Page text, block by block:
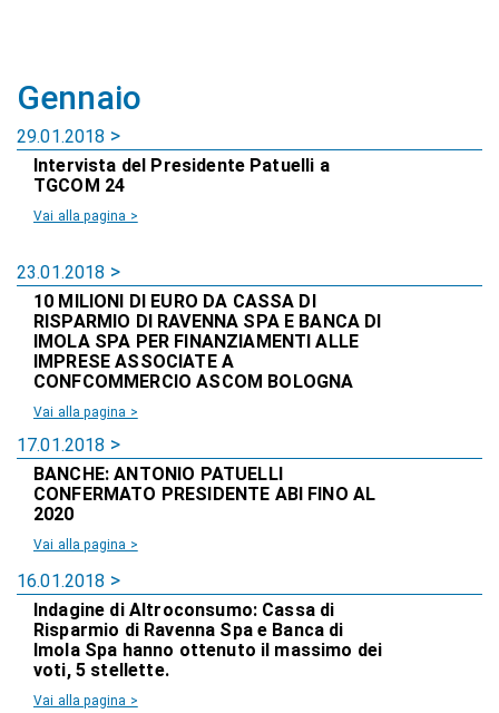
Gennaio
29.01.2018
Intervista del Presidente Patuelli a
TGCOM 24
Vai alla pagina >
23.01.2018
10 MILIONI DI EURO DA CASSA DI
RISPARMIO DI RAVENNA SPA E BANCA DI
IMOLA SPA PER FINANZIAMENTI ALLE
IMPRESE ASSOCIATE A
CONFCOMMERCIO ASCOM BOLOGNA
Vai alla pagina >
17.01.2018
BANCHE: ANTONIO PATUELLI
CONFERMATO PRESIDENTE ABI FINO AL
2020
Vai alla pagina >
16.01.2018
Indagine di Altroconsumo: Cassa di
Risparmio di Ravenna Spa e Banca di
Imola Spa hanno ottenuto il massimo dei
voti, 5 stellette.
Vai alla pagina >